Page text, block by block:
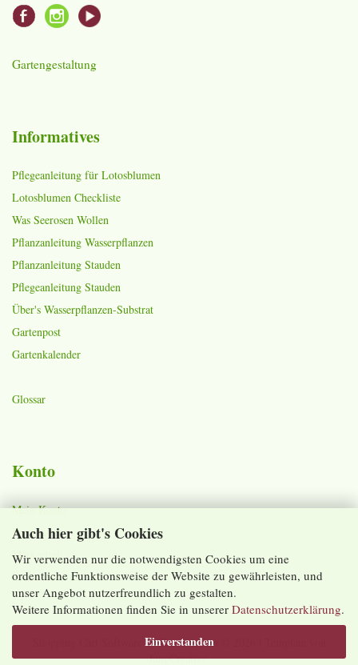
Auch hier gibt's Cookies
Wir verwenden nur die notwendigsten Cookies um eine
ordentliche Funktionsweise der Website zu gewährleisten, und
unser Angebot nutzerfreundlich zu gestalten.
Weitere Informationen finden Sie in unserer Datenschutzerklärung.
Einverstanden
Gartengestaltung
Informatives
Pflegeanleitung für Lotosblumen
Lotosblumen Checkliste
Was Seerosen Wollen
Pflanzanleitung Wasserpflanzen
Pflanzanleitung Stauden
Pflegeanleitung Stauden
Über's Wasserpflanzen-Substrat
Gartenpost
Gartenkalender
Glossar
Konto
Mein Konto
Warenkorb
Merkzettel
Lieferzeiten und Versandkosten
by Gambio.com © 2026 | Template von
JungCreative.